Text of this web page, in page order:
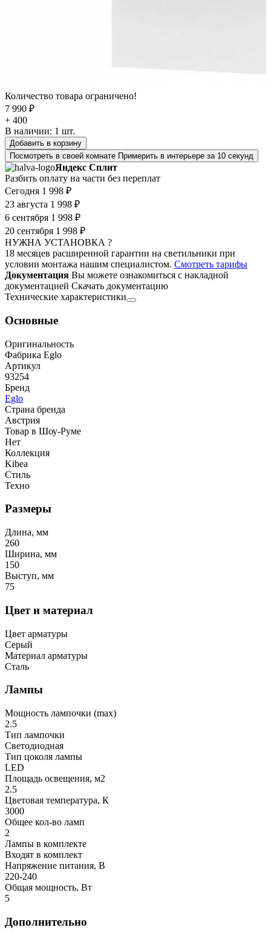
Количество товара ограничено!
7 990 ₽
+ 400
В наличии: 1 шт.
Добавить в корзину
Посмотреть в своей комнате Примерить в интерьере за 10 секунд
Яндекс Сплит
Разбить оплату на части без переплат
Сегодня 1 998 ₽
23 августа 1 998 ₽
6 сентября 1 998 ₽
20 сентября 1 998 ₽
НУЖНА УСТАНОВКА ?
18 месяцев расширенной гарантии на светильники при
условии монтажа нашим специалистом. Смотреть тарифы
Документация Вы можете ознакомиться с накладной
документацией Скачать документацию
Технические характеристики
Основные
Оригинальность
Фабрика Eglo
Артикул
93254
Бренд
Eglo
Страна бренда
Австрия
Товар в Шоу-Руме
Нет
Коллекция
Kibea
Стиль
Техно
Размеры
Длина, мм
260
Ширина, мм
150
Выступ, мм
75
Цвет и материал
Цвет арматуры
Серый
Материал арматуры
Сталь
Лампы
Мощность лампочки (max)
2.5
Тип лампочки
Светодиодная
Тип цоколя лампы
LED
Площадь освещения, м2
2.5
Цветовая температура, К
3000
Общее кол-во ламп
2
Лампы в комплекте
Входят в комплект
Напряжение питания, В
220-240
Общая мощность, Вт
5
Дополнительно